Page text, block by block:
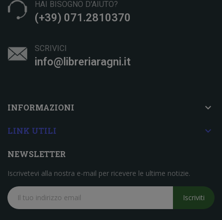
HAI BISOGNO D'AIUTO?
(+39) 071.2810370
SCRIVICI
info@libreriaragni.it
INFORMAZIONI 
LINK UTILI 
NEWSLETTER
Iscrivetevi alla nostra e-mail per ricevere le ultime notizie.
Iscriviti